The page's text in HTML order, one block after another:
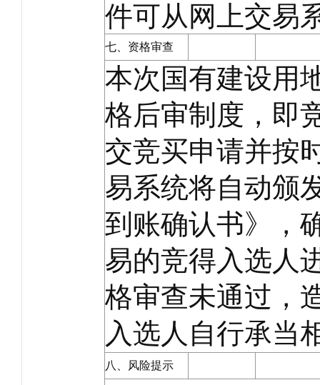
件可从网上交易
七、资格审查
本次国有建设用
格后审制度，即
交竞买申请并按
易系统将自动颁
到账确认书》，
易的竞得入选人
格审查未通过，
入选人自行承当
八、风险提示